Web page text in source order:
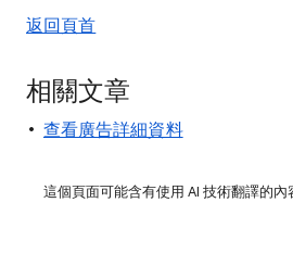
返回頁首
相關文章
查看廣告詳細資料
這個頁面可能含有使用 AI 技術翻譯的內